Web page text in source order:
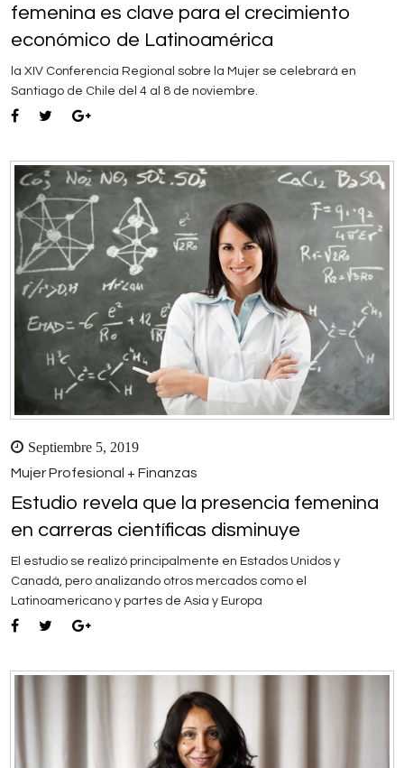
femenina es clave para el crecimiento
económico de Latinoamérica
la XIV Conferencia Regional sobre la Mujer se celebrará en
Santiago de Chile del 4 al 8 de noviembre.
Septiembre 5, 2019
Mujer Profesional + Finanzas
Estudio revela que la presencia femenina
en carreras científicas disminuye
El estudio se realizó principalmente en Estados Unidos y
Canadá, pero analizando otros mercados como el
Latinoamericano y partes de Asia y Europa